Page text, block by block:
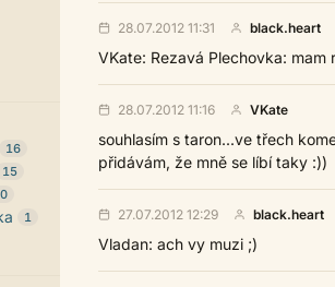
16
15
1
28.07.2012 11:31 black.heart
VKate: Rezavá Plechovka: mam
28.07.2012 11:16 VKate
souhlasím s taron...ve třech
přidávám, že mně se líbí taky :))
27.07.2012 12:29 black.heart
Vladan: ach vy muzi ;)